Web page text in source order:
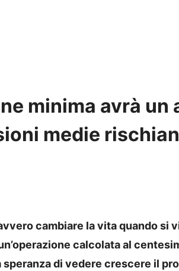
minima avrà un
medie
cambiare la vita quando si
calcolata al
di vedere crescere il